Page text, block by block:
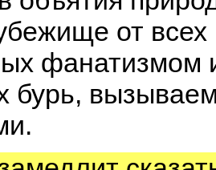
от
фанатизмом
бурь,